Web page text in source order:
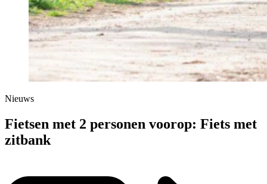
Nieuws
Fietsen met 2 personen voorop: Fiets met
zitbank